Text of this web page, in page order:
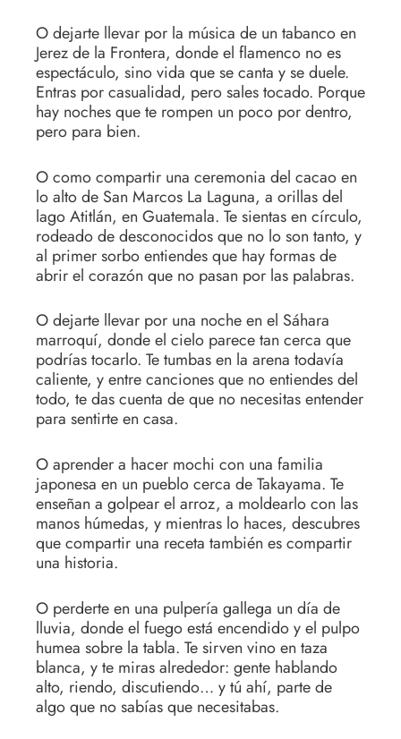
O dejarte llevar por la música de un tabanco en
Jerez de la Frontera, donde el flamenco no es
espectáculo, sino vida que se canta y se duele.
Entras por casualidad, pero sales tocado. Porque
hay noches que te rompen un poco por dentro,
pero para bien.
O como compartir una ceremonia del cacao en
lo alto de San Marcos La Laguna, a orillas del
lago Atitlán, en Guatemala. Te sientas en círculo,
rodeado de desconocidos que no lo son tanto, y
al primer sorbo entiendes que hay formas de
abrir el corazón que no pasan por las palabras.
O dejarte llevar por una noche en el Sáhara
marroquí, donde el cielo parece tan cerca que
podrías tocarlo. Te tumbas en la arena todavía
caliente, y entre canciones que no entiendes del
todo, te das cuenta de que no necesitas entender
para sentirte en casa.
O aprender a hacer mochi con una familia
japonesa en un pueblo cerca de Takayama. Te
enseñan a golpear el arroz, a moldearlo con las
manos húmedas, y mientras lo haces, descubres
que compartir una receta también es compartir
una historia.
O perderte en una pulpería gallega un día de
lluvia, donde el fuego está encendido y el pulpo
humea sobre la tabla. Te sirven vino en taza
blanca, y te miras alrededor: gente hablando
alto, riendo, discutiendo… y tú ahí, parte de
algo que no sabías que necesitabas.